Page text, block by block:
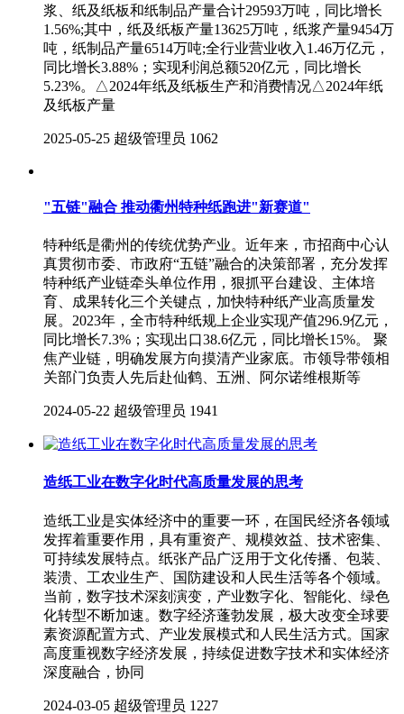
浆、纸及纸板和纸制品产量合计29593万吨，同比增长
1.56%;其中，纸及纸板产量13625万吨，纸浆产量9454万
吨，纸制品产量6514万吨;全行业营业收入1.46万亿元，
同比增长3.88%；实现利润总额520亿元，同比增长
5.23%。△2024年纸及纸板生产和消费情况△2024年纸
及纸板产量
2025-05-25 超级管理员 1062
"五链"融合 推动衢州特种纸跑进"新赛道"
特种纸是衢州的传统优势产业。近年来，市招商中心认
真贯彻市委、市政府“五链”融合的决策部署，充分发挥
特种纸产业链牵头单位作用，狠抓平台建设、主体培
育、成果转化三个关键点，加快特种纸产业高质量发
展。2023年，全市特种纸规上企业实现产值296.9亿元，
同比增长7.3%；实现出口38.6亿元，同比增长15%。 聚
焦产业链，明确发展方向摸清产业家底。市领导带领相
关部门负责人先后赴仙鹤、五洲、阿尔诺维根斯等
2024-05-22 超级管理员 1941
造纸工业在数字化时代高质量发展的思考
造纸工业是实体经济中的重要一环，在国民经济各领域
发挥着重要作用，具有重资产、规模效益、技术密集、
可持续发展特点。纸张产品广泛用于文化传播、包装、
装溃、工农业生产、国防建设和人民生活等各个领域。
当前，数字技术深刻演变，产业数字化、智能化、绿色
化转型不断加速。数字经济蓬勃发展，极大改变全球要
素资源配置方式、产业发展模式和人民生活方式。国家
高度重视数字经济发展，持续促进数字技术和实体经济
深度融合，协同
2024-03-05 超级管理员 1227